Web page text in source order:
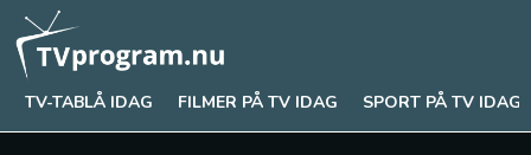
TV-TABLÅ IDAG FILMER PÅ TV IDAG SPORT PÅ TV IDAG